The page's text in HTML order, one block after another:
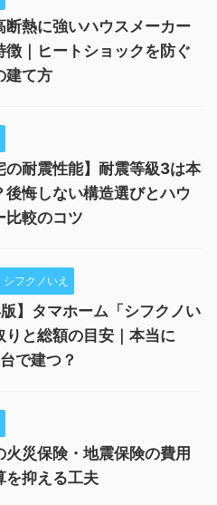
断熱に強いハウスメーカー
徴｜ヒートショックを防ぐ
建て方
の耐震性能】耐震等級3は本
後悔しない構造選びとハウ
比較のコツ
シフクノいえ
】タマホーム「シフクノい
りと総額の目安｜本当に
で建つ？
火災保険・地震保険の費用
を抑える工夫